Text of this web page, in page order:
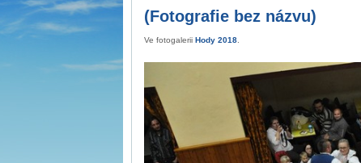
(Fotografie bez názvu)
Ve fotogalerii Hody 2018